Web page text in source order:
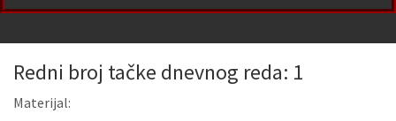
Redni broj tačke dnevnog reda: 1
Materijal: